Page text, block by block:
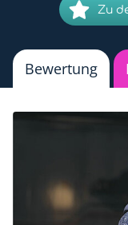
Zu
Bewertung